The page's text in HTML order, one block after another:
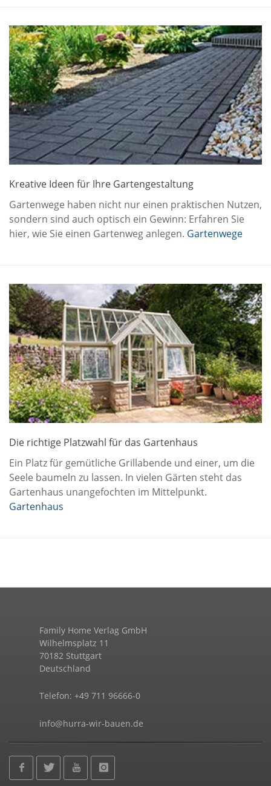
Kreative Ideen für Ihre Gartengestaltung
Gartenwege haben nicht nur einen praktischen Nutzen,
sondern sind auch optisch ein Gewinn: Erfahren Sie
hier, wie Sie einen Gartenweg anlegen. Gartenwege
Die richtige Platzwahl für das Gartenhaus
Ein Platz für gemütliche Grillabende und einer, um die
Seele baumeln zu lassen. In vielen Gärten steht das
Gartenhaus unangefochten im Mittelpunkt.
Gartenhaus
Family Home Verlag GmbH
Wilhelmsplatz 11
70182 Stuttgart
Deutschland
Telefon: +49 711 96666-0
info@hurra-wir-bauen.de